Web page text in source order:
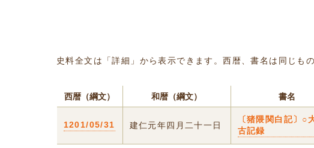
史料全文は「詳細」から表示できます。西暦、書名は同じも
西暦（綱文） 和暦（綱文） 書名
1201/05/31 建仁元年四月二十一日
〔猪隈関白記〕○
古記録